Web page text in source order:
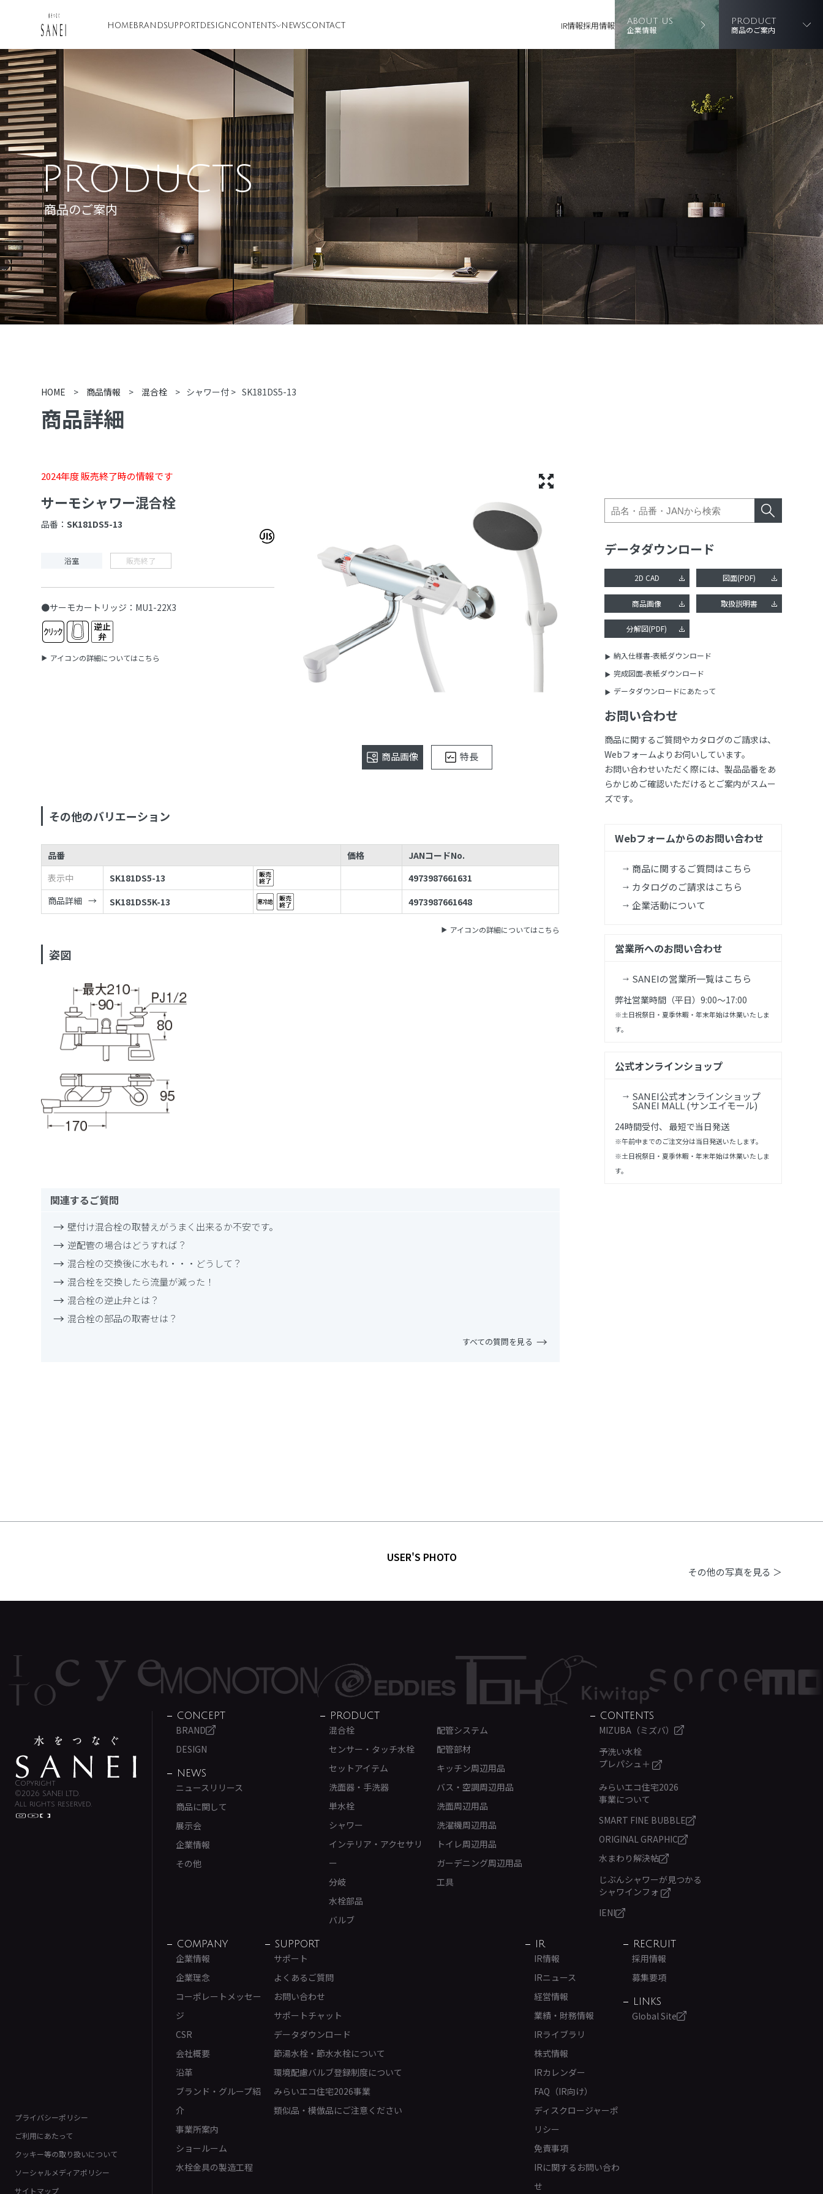
HOME BRANDSUPPORT DESIGN CONTENTS NEWSCONTACT IR情報採用情報 ABOUT US
企業情報
PRODUCT
商品のご案内
PRODUCTS
商品のご案内
HOME > 商品情報 > 混合栓 > シャワー付 > SK181DS5-13
商品詳細
2024年度 販売終了時の情報です
サーモシャワー混合栓
品番：SK181DS5-13
浴室 販売終了
●サーモカートリッジ：MU1-22X3
アイコンの詳細についてはこちら
商品画像 特長
その他のバリエーション
品番 価格
JANコードNo.
表示中
SK181DS5-13
4973987661631
商品詳細
SK181DS5K-13 4973987661648
アイコンの詳細についてはこちら
姿図
関連するご質問
壁付け混合栓の取替えがうまく出来るか不安です。
逆配管の場合はどうすれば？
混合栓の交換後に水もれ・・・どうして？
混合栓を交換したら流量が減った！
混合栓の逆止弁とは？
混合栓の部品の取寄せは？
すべての質問を見る
データダウンロード
2D CAD 図面(PDF)
商品画像 取扱説明書
分解図(PDF)
納入仕様書-表紙ダウンロード
完成図面-表紙ダウンロード
データダウンロードにあたって
お問い合わせ
商品に関するご質問やカタログのご請求は、
Webフォームよりお伺いしています。
お問い合わせいただく際には、製品品番をあ
らかじめご確認いただけるとご案内がスムー
ズです。
Webフォームからのお問い合わせ
商品に関するご質問はこちら
カタログのご請求はこちら
企業活動について
営業所へのお問い合わせ
SANEIの営業所一覧はこちら
弊社営業時間（平日）9:00～17:00
※土日祝祭日・夏季休暇・年末年始は休業いたしま
す。
公式オンラインショップ
SANEI公式オンラインショップ
SANEI MALL (サンエイモール)
24時間受付、 最短で当日発送
※午前中までのご注文分は当日発送いたします。
※土日祝祭日・夏季休暇・年末年始は休業いたしま
す。
USER'S PHOTO
その他の写真を見る ＞
Copyright
©2026 SANEI LTD.
All rights reserved.
プライバシーポリシー
ご利用にあたって
クッキー等の取り扱いについて
ソーシャルメディアポリシー
サイトマップ
CONCEPT
BRAND
DESIGN
NEWS
ニュースリリース
商品に関して
展示会
企業情報
その他
PRODUCT
混合栓
センサー・タッチ水栓
セットアイテム
洗面器・手洗器
単水栓
シャワー
インテリア・アクセサリ
ー
分岐
水栓部品
バルブ
配管システム
配管部材
キッチン周辺用品
バス・空調周辺用品
洗面周辺用品
洗濯機周辺用品
トイレ周辺用品
ガーデニング周辺用品
工具
CONTENTS
MIZUBA（ミズバ）
予洗い水栓
プレパシュ＋
みらいエコ住宅2026
事業について
SMART FINE BUBBLE
ORIGINAL GRAPHIC
水まわり解決帖
じぶんシャワーが見つかる
シャワインフォ
IENI
COMPANY
企業情報
企業理念
コーポレートメッセー
ジ
CSR
会社概要
沿革
ブランド・グループ紹
介
事業所案内
ショールーム
水栓金具の製造工程
SUPPORT
サポート
よくあるご質問
お問い合わせ
サポートチャット
データダウンロード
節湯水栓・節水水栓について
環境配慮バルブ登録制度について
みらいエコ住宅2026事業
類似品・模倣品にご注意ください
IR
IR情報
IRニュース
経営情報
業績・財務情報
IRライブラリ
株式情報
IRカレンダー
FAQ（IR向け）
ディスクロージャーポ
リシー
免責事項
IRに関するお問い合わ
せ
RECRUIT
採用情報
募集要項
LINKS
Global Site